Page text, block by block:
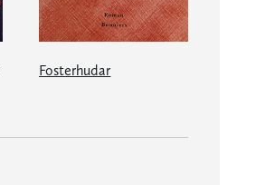
Fosterhudar